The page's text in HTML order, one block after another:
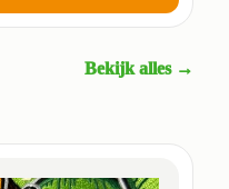
Bekijk alles →